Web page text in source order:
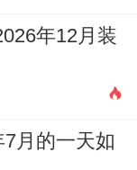
年12月装
月的一天如